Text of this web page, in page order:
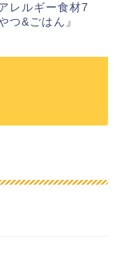
レルギー食材7
つ&ごはん』